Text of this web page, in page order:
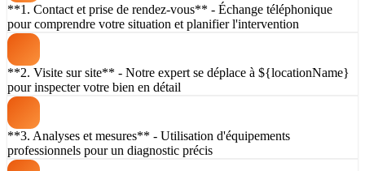
**1. Contact et prise de rendez-vous** - Échange téléphonique
pour comprendre votre situation et planifier l'intervention
**2. Visite sur site** - Notre expert se déplace à ${locationName}
pour inspecter votre bien en détail
**3. Analyses et mesures** - Utilisation d'équipements
professionnels pour un diagnostic précis